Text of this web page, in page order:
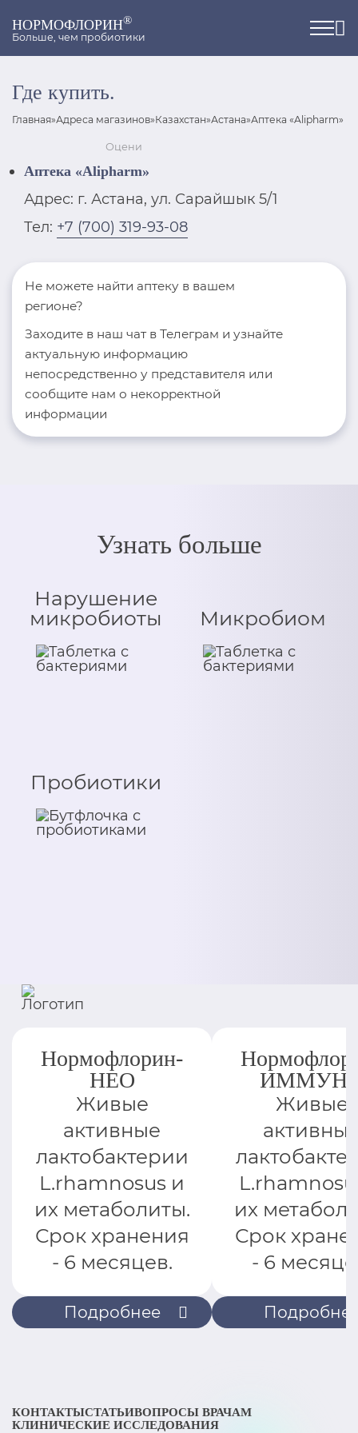
НОРМОФЛОРИН®
Больше, чем пробиотики
Где купить.
Главная»Адреса магазинов»Казахстан»Астана»Аптека «Alipharm»
Оцени
Аптека «Alipharm»
Адрес: г. Астана, ул. Сарайшык 5/1
Тел: +7 (700) 319-93-08
Не можете найти аптеку в вашем
регионе?
Заходите в наш чат в Телеграм и узнайте
актуальную информацию
непосредственно у представителя или
сообщите нам о некорректной
информации
Узнать больше
Нарушение
микробиоты
Микробиом
Пробиотики
Подробнее
Нормофлорин-
НЕО
Живые
активные
лактобактерии
L.rhamnosus и
их метаболиты.
Срок хранения
- 6 месяцев.
Живые
их
Срок
- 6
КОНТАКТЫСТАТЬИВОПРОСЫ ВРАЧАМ
КЛИНИЧЕСКИЕ ИССЛЕДОВАНИЯ